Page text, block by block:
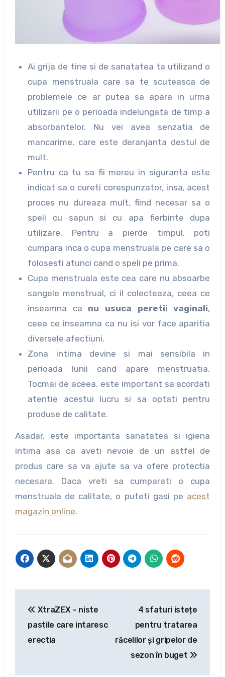
Ai grija de tine si de sanatatea ta utilizand o
cupa menstruala care sa te scuteasca de
problemele ce ar putea sa apara in urma
utilizarii pe o perioada indelungata de timp a
absorbantelor. Nu vei avea senzatia de
mancarime, care este deranjanta destul de
mult.
Pentru ca tu sa fii mereu in siguranta este
indicat sa o cureti corespunzator, insa, acest
proces nu dureaza mult, fiind necesar sa o
speli cu sapun si cu apa fierbinte dupa
utilizare. Pentru a pierde timpul, poti
cumpara inca o cupa menstruala pe care sa o
folosesti atunci cand o speli pe prima.
Cupa menstruala este cea care nu absoarbe
sangele menstrual, ci il colecteaza, ceea ce
inseamna ca nu usuca peretii vaginali,
ceea ce inseamna ca nu isi vor face aparitia
diversele afectiuni.
Zona intima devine si mai sensibila in
perioada lunii cand apare menstruatia.
Tocmai de aceea, este important sa acordati
atentie acestui lucru si sa optati pentru
produse de calitate.
Asadar, este importanta sanatatea si igiena
intima asa ca aveti nevoie de un astfel de
produs care sa va ajute sa va ofere protectia
necesara. Daca vreti sa cumparati o cupa
menstruala de calitate, o puteti gasi pe acest
magazin online.
în
articole
XtraZEX – niste
pastile care intaresc
erectia
4 sfaturi istețe
pentru tratarea
răcelilor și gripelor de
sezon în buget